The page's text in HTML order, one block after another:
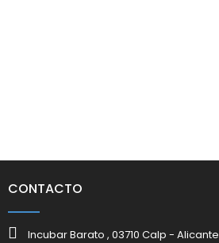
CONTACTO
Incubar Barato , 03710 Calp - Alicante